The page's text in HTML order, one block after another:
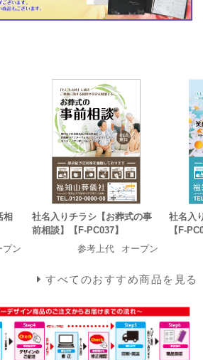
相
プン
社名入りチラシ【お葬式の事
前相談】【F-PC037】
参考上代
オープン
社名入
【F-
すべてのおすすめ商品を見る